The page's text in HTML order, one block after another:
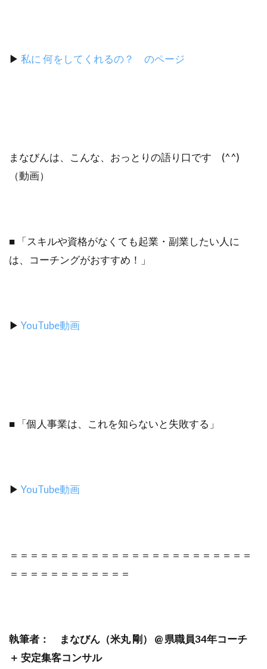
▶︎ 私に 何をしてくれるの？ のページ
まなびんは、こんな、おっとりの語り口です (^^)
（動画）
■ 「スキルや資格がなくても起業・副業したい人に
は、コーチングがおすすめ！」
▶︎ YouTube動画
■ 「個人事業は、これを知らないと失敗する」
▶︎YouTube動画
＝＝＝＝＝＝＝＝＝＝＝＝＝＝＝＝＝＝＝＝＝＝＝＝
＝＝＝＝＝＝＝＝＝＝＝＝
執筆者： まなびん（米丸 剛） @ 県職員34年コーチ
＋ 安定集客コンサル